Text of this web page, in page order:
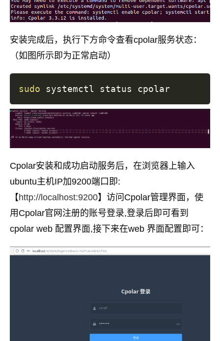
安装完成后，执行下方命令查看cpolar服务状态：
（如图所示即为正常启动）
sudo
Cpolar安装和成功启动服务后，在浏览器上输入
ubuntu主机IP加9200端口即:
【 http://localhost:9200】访问Cpolar管理界面，使
用Cpolar官网注册的账号登录,登录后即可看到
cpolar web 配置界面,接下来在web 界面配置即可：